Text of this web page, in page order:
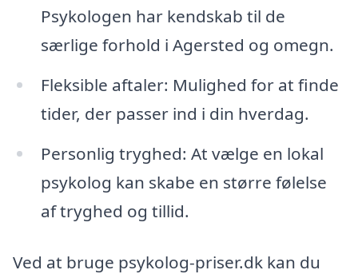
Psykologen har kendskab til de
særlige forhold i Agersted og omegn.
Fleksible aftaler: Mulighed for at finde
tider, der passer ind i din hverdag.
Personlig tryghed: At vælge en lokal
psykolog kan skabe en større følelse
af tryghed og tillid.
Ved at bruge psykolog-priser.dk kan du